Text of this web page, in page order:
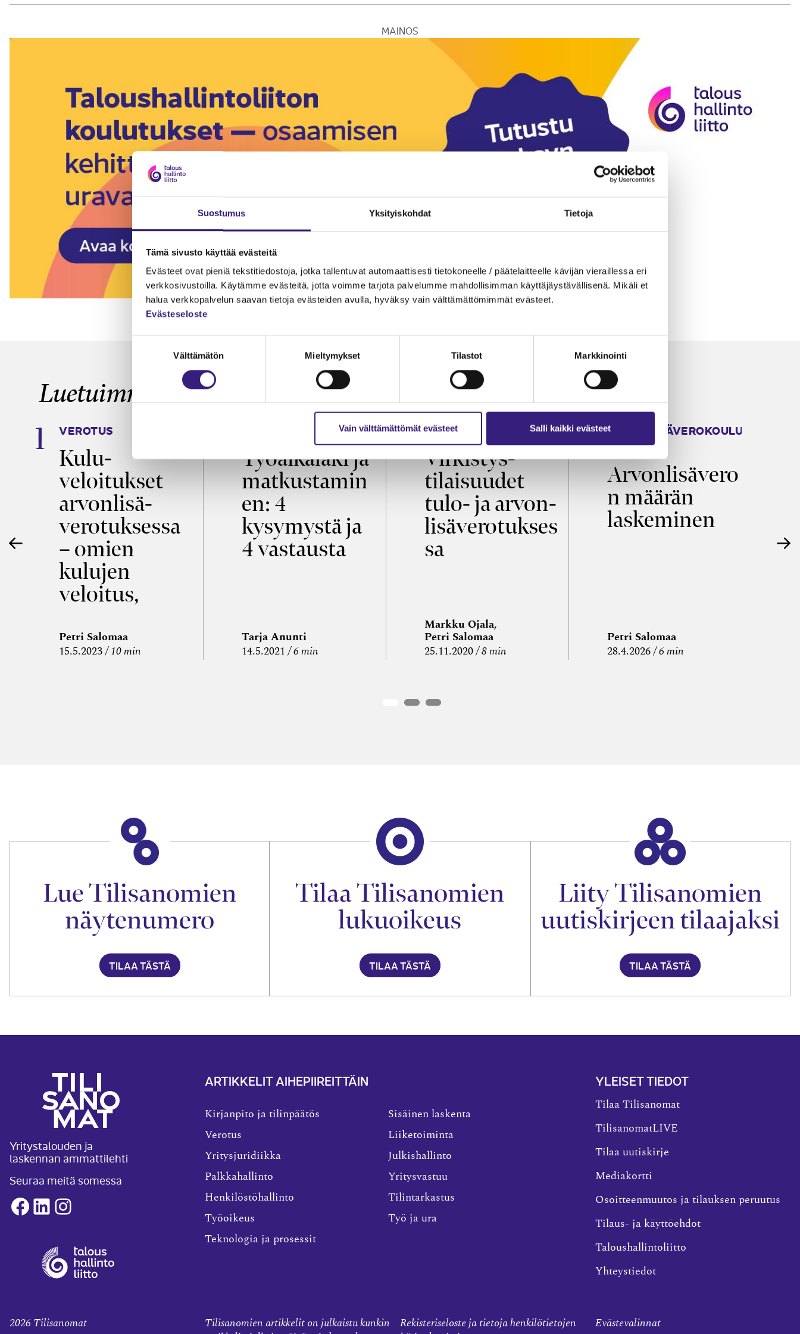
Suostumus Yksityiskohdat Tietoja
Tämä sivusto käyttää evästeitä
Evästeet ovat pieniä tekstitiedostoja, jotka tallentuvat automaattisesti tietokoneelle / päätelaitteelle kävijän vieraillessa eri
verkkosivustoilla. Käytämme evästeitä, jotta voimme tarjota palvelumme mahdollisimman käyttäjäystävällisenä. Mikäli et
halua verkkopalvelun saavan tietoja evästeiden avulla, hyväksy vain välttämättömimmät evästeet.
Evästeseloste
Välttämätön Mieltymykset Tilastot Markkinointi
Vain välttämättömät evästeet Salli kaikki evästeet
MAINOS
Luetuimmat
VEROTUS
Kulu­
veloitukset
arvon­lisä­
verotuksessa
– omien
kulujen
veloitus,
edelleen­
veloitus ja
Petri Salomaa
15.5.2023 10 min
Työaikalaki ja
matkustamin
en: 4
kysymystä ja
4 vastausta
Tarja Anunti
14.5.2021
6 min
VEROTUS
Virkistys­
tilaisuudet
tulo- ja arvon­
lisäverotukses
sa
Markku Ojala,
Petri Salomaa
25.11.2020 8 min
ARVONLISÄVEROKOULU
2026
Arvonlisävero
n määrän
laskeminen
Petri Salomaa
28.4.2026 6 min
Lue Tilisanomien
näytenumero
TILAA TÄSTÄ
Tilaa Tilisanomien
lukuoikeus
TILAA TÄSTÄ
Liity Tilisanomien
uutiskirjeen tilaajaksi
TILAA TÄSTÄ
Yritystalouden ja
laskennan ammattilehti
Seuraa meitä somessa
Facebook
LinkedInInstagram
ARTIKKELIT AIHEPIIREITTÄIN
Kirjanpito ja tilinpäätös
Verotus
Yritysjuridiikka
Palkkahallinto
Henkilöstöhallinto
Työoikeus
Teknologia ja prosessit
Sisäinen laskenta
Liiketoiminta
Julkishallinto
Yritysvastuu
Tilintarkastus
Työ ja ura
YLEISET TIEDOT
Tilaa Tilisanomat
TilisanomatLIVE
Tilaa uutiskirje
Mediakortti
Osoitteenmuutos ja tilauksen peruutus
Tilaus- ja käyttöehdot
Taloushallintoliitto
Yhteystiedot
2026 Tilisanomat
Tilisanomien artikkelit on julkaistu kunkin
Rekisteriseloste ja tietoja henkilötietojen
Evästevalinnat